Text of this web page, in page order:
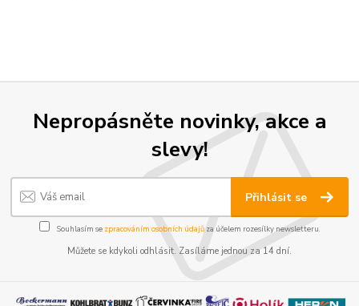
Nepropásněte novinky, akce a
slevy!
Přihlásit se
Souhlasím se zpracováním osobních údajůza účelem rozesílky newsletteru.
Můžete se kdykoli odhlásit. Zasíláme jednou za 14 dní.